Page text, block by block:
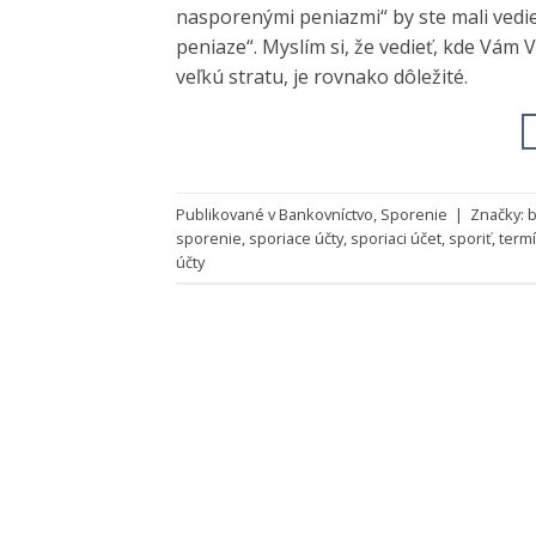
nasporenými peniazmi“ by ste mali
peniaze“. Myslím si, že vedieť, kde
veľkú stratu, je rovnako dôležité.
Publikované vBankovníctvo, Sporenie | Značky:
sporenie, sporiace účty, sporiaci účet, sporiť,
účty